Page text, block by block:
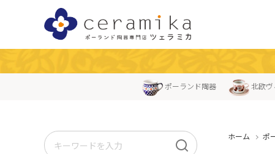
ポーランド陶器 北欧ヴ
ホーム ポ